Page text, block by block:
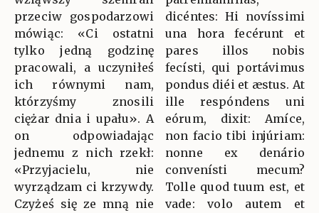
przeciw gospodarzowi
mówiąc: «Ci ostatni
tylko jedną godzinę
pracowali, a uczyniłeś
ich równymi nam,
którzyśmy znosili
ciężar dnia i upału». A
on odpowiadając
jednemu z nich rzekł:
«Przyjacielu, nie
wyrządzam ci krzywdy.
Czyżeś się ze mną nie
dicéntes: Hi novíssimi
una hora fecérunt et
pares illos nobis
fecísti, qui portávimus
pondus diéi et æstus. At
ille respóndens uni
eórum, dixit: Amíce,
non facio tibi injúriam:
nonne ex denário
convenísti mecum?
Tolle quod tuum est, et
vade: volo autem et